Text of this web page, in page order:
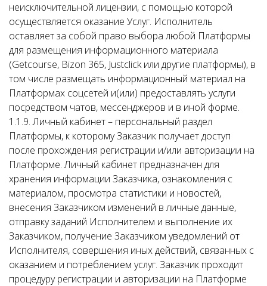
неисключительной лицензии, с помощью которой
осуществляется оказание Услуг. Исполнитель
оставляет за собой право выбора любой Платформы
для размещения информационного материала
(Getcourse, Bizon 365, Justclick или другие платформы), в
том числе размещать информационный материал на
Платформах соцсетей и(или) предоставлять услуги
посредством чатов, мессенджеров и в иной форме.
1.1.9. Личный кабинет – персональный раздел
Платформы, к которому Заказчик получает доступ
после прохождения регистрации и/или авторизации на
Платформе. Личный кабинет предназначен для
хранения информации Заказчика, ознакомления с
материалом, просмотра статистики и новостей,
внесения Заказчиком изменений в личные данные,
отправку заданий Исполнителем и выполнение их
Заказчиком, получение Заказчиком уведомлений от
Исполнителя, совершения иных действий, связанных с
оказанием и потреблением услуг. Заказчик проходит
процедуру регистрации и авторизации на Платформе